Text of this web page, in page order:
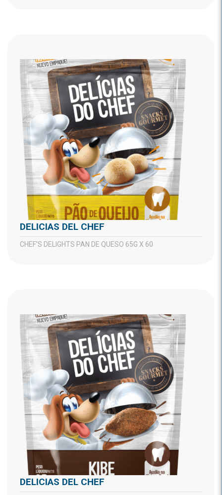
DELICIAS DEL CHEF
CHEF'S DELIGHTS PAN DE QUESO 65G X 60
DELICIAS DEL CHEF